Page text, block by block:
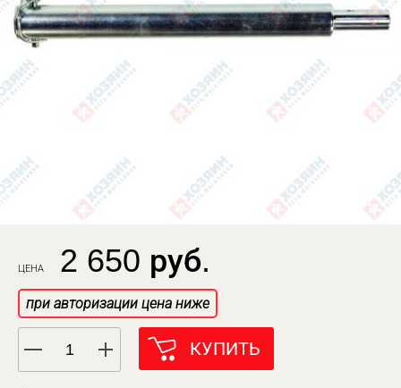
ЦЕНА 2 650 руб.
при авторизации цена ниже
КУПИТЬ